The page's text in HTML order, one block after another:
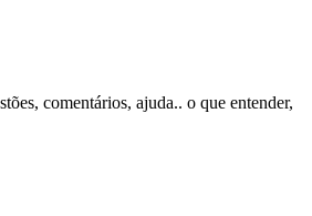
comentários, ajuda.. o que entender,